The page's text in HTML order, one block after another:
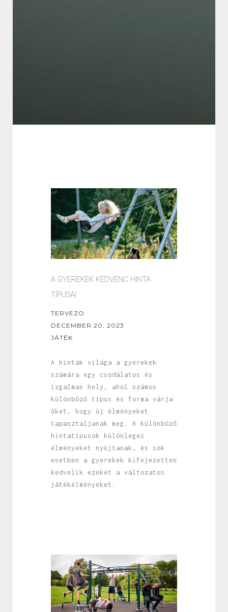
A GYEREKEK KEDVENC HINTA
TÍPUSAI
TERVEZO
DECEMBER 20, 2023
JÁTÉK
A hinták világa a gyerekek
számára egy csodálatos és
izgalmas hely, ahol számos
különböző típus és forma várja
őket, hogy új élményeket
tapasztaljanak meg. A különböző
hintatípusok különleges
élményeket nyújtanak, és sok
esetben a gyerekek kifejezetten
kedvelik ezeket a változatos
játékélményeket.